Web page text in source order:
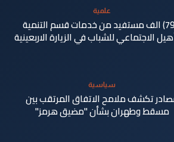
علمية
(796) الف مستفيد من خدمات قسم التنمية
الاجتماعي للشباب في الزيارة الاربعينية
سياسية
تكشف ملامح الاتفاق المرتقب بين
مسقط وطهران بشأن "مضيق هرمز"